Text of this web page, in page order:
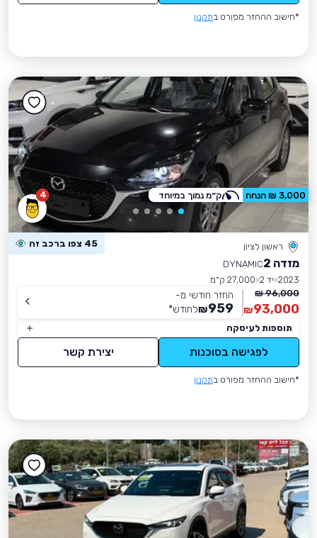
*חישוב ההחזר מפורט בתקנון
4
ראשון לציון 45 צפו ברכב זה
מזדה 2
DYNAMIC
2023 יד 2
27,000 ק״מ
96,000 ₪
93,000
₪
החזר חודשי מ-
959
₪לחודש*
תוספות לעיסקה
לפגישה בסוכנות יצירת קשר
*חישוב ההחזר מפורט בתקנון
3,000 ₪ הנחה ק״מ נמוך במיוחד